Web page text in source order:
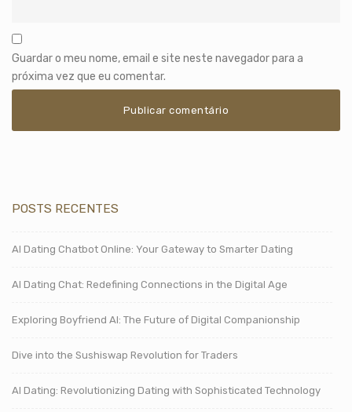
Guardar o meu nome, email e site neste navegador para a
próxima vez que eu comentar.
POSTS RECENTES
AI Dating Chatbot Online: Your Gateway to Smarter Dating
AI Dating Chat: Redefining Connections in the Digital Age
Exploring Boyfriend AI: The Future of Digital Companionship
Dive into the Sushiswap Revolution for Traders
AI Dating: Revolutionizing Dating with Sophisticated Technology